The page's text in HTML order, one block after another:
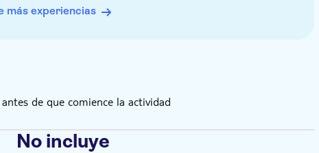
compras locales a lo largo del camino.
más experiencias
de que comience la actividad
No incluye